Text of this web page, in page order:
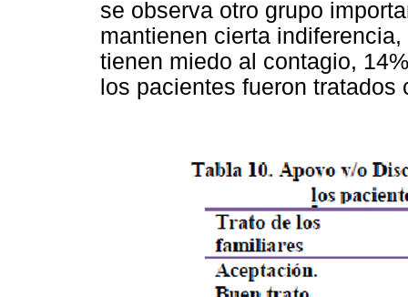
se observa otro grupo
mantienen cierta
tienen miedo al contagio,
los pacientes fueron tratados